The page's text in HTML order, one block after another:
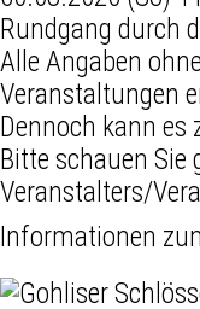
Rundgang durch
Alle Angaben
Veranstaltungen
Dennoch kann
Bitte schauen Sie
Veranstalters/
Informationen